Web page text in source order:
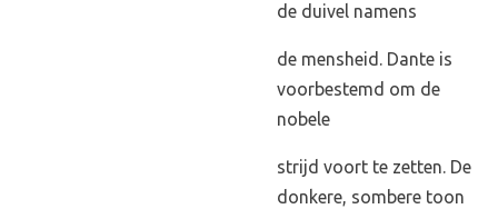
de duivel namens
de mensheid. Dante is
voorbestemd om de
nobele
strijd voort te zetten. De
donkere, sombere toon